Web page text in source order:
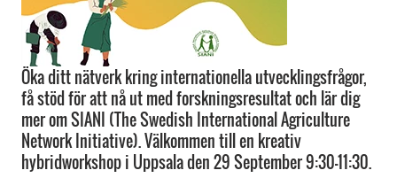
Öka ditt nätverk kring internationella utvecklingsfrågor,
få stöd för att nå ut med forskningsresultat och lär dig
mer om SIANI (The Swedish International Agriculture
Network Initiative). Välkommen till en kreativ
hybridworkshop i Uppsala den 29 September 9:30-11:30.